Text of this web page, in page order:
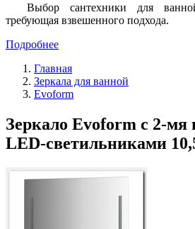
Выбор сантехники для
требующая взвешенного подхода.
Подробнее
Главная
Зеркала для ванной
Evoform
Зеркало Evoform с 2-
LED-светильниками